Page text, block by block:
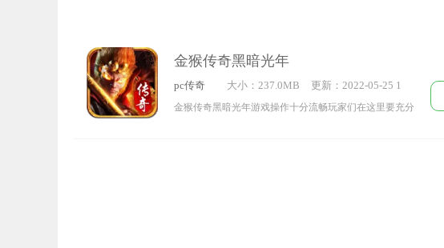
金猴传奇黑暗光年
pc传奇 大小：237.0MB
更新：2022-05-25 1
3:27:55
金猴传奇黑暗光年游戏操作十分流畅玩家们在这里要充分